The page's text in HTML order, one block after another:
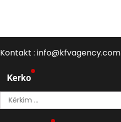
Kontakt : info@kfvagency.com
Kerko
Kërko
për: